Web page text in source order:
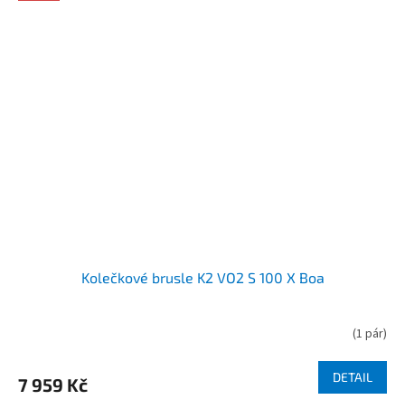
Kolečkové brusle K2 VO2 S 100 X Boa
(1 pár)
7 959 Kč DETAIL